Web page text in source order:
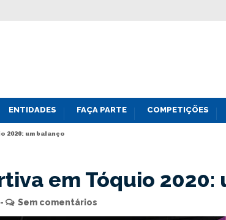
ENTIDADES FAÇA PARTE COMPETIÇÕES
2020: um balanço
em Tóquio 2020:
Sem comentários